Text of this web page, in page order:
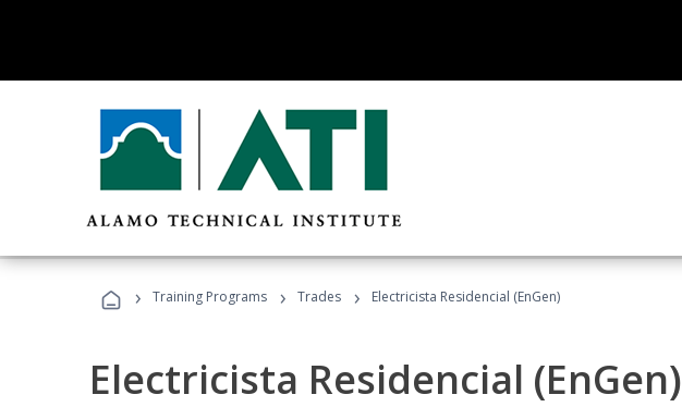
› Training Programs › Trades › Electricista Residencial (EnGen)
Electricista Residencial (EnGen)